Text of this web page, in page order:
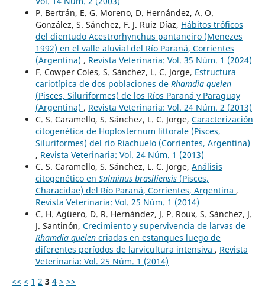
P. Bertrán, E. G. Moreno, D. Hernández, A. O.
González, S. Sánchez, F. J. Ruiz Díaz, Hábitos tróficos
del dientudo Acestrorhynchus pantaneiro (Menezes
1992) en el valle aluvial del Río Paraná, Corrientes
(Argentina) , Revista Veterinaria: Vol. 35 Núm. 1 (2024)
F. Cowper Coles, S. Sánchez, L. C. Jorge, Estructura
cariotípica de dos poblaciones de Rhamdia quelen
(Pisces, Siluriformes) de los Ríos Paraná y Paraguay
(Argentina) , Revista Veterinaria: Vol. 24 Núm. 2 (2013)
C. S. Caramello, S. Sánchez, L. C. Jorge, Caracterización
citogenética de Hoplosternum littorale (Pisces,
Siluriformes) del río Riachuelo (Corrientes, Argentina)
, Revista Veterinaria: Vol. 24 Núm. 1 (2013)
C. S. Caramello, S. Sánchez, L. C. Jorge, Análisis
citogenético en Salminus brasiliensis(Pisces,
Characidae) del Río Paraná, Corrientes, Argentina ,
Revista Veterinaria: Vol. 25 Núm. 1 (2014)
C. H. Agüero, D. R. Hernández, J. P. Roux, S. Sánchez, J.
J. Santinón, Crecimiento y supervivencia de larvas de
Rhamdia quelencriadas en estanques luego de
diferentes períodos de larvicultura intensiva , Revista
Veterinaria: Vol. 25 Núm. 1 (2014)
<< < 1 2 3 4 > >>